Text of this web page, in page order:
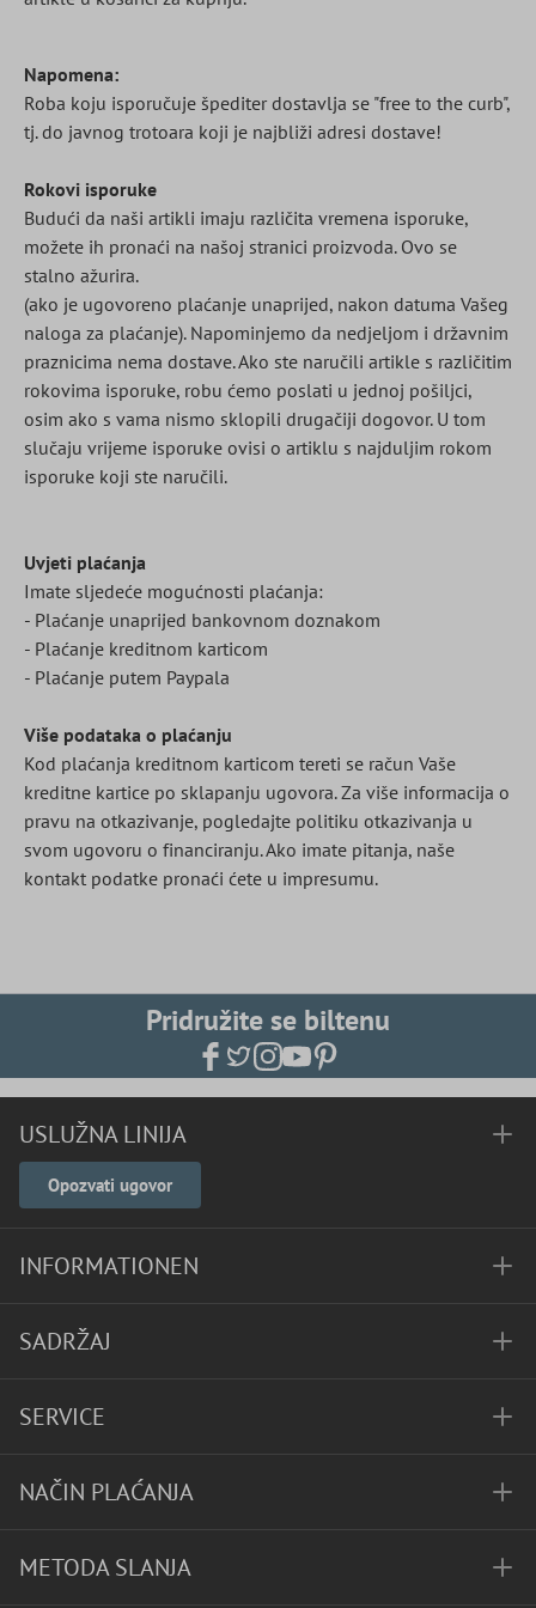
Napomena:
Roba koju isporučuje špediter dostavlja se "free to the curb",
tj. do javnog trotoara koji je najbliži adresi dostave!
Rokovi isporuke
Budući da naši artikli imaju različita vremena isporuke,
možete ih pronaći na našoj stranici proizvoda. Ovo se
stalno ažurira.
(ako je ugovoreno plaćanje unaprijed, nakon datuma Vašeg
naloga za plaćanje). Napominjemo da nedjeljom i državnim
praznicima nema dostave. Ako ste naručili artikle s različitim
rokovima isporuke, robu ćemo poslati u jednoj pošiljci,
osim ako s vama nismo sklopili drugačiji dogovor. U tom
slučaju vrijeme isporuke ovisi o artiklu s najduljim rokom
isporuke koji ste naručili.
Uvjeti plaćanja
Imate sljedeće mogućnosti plaćanja:
- Plaćanje unaprijed bankovnom doznakom
- Plaćanje kreditnom karticom
- Plaćanje putem Paypala
Više podataka o plaćanju
Kod plaćanja kreditnom karticom tereti se račun Vaše
kreditne kartice po sklapanju ugovora. Za više informacija o
pravu na otkazivanje, pogledajte politiku otkazivanja u
svom ugovoru o financiranju. Ako imate pitanja, naše
kontakt podatke pronaći ćete u impresumu.
Pridružite se biltenu
USLUŽNA LINIJA
Opozvati ugovor
INFORMATIONEN
SADRŽAJ
SERVICE
NAČIN PLAĆANJA
METODA SLANJA